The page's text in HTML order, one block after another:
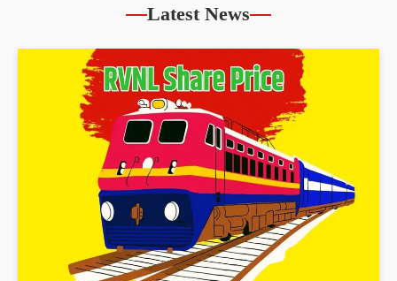
Latest News